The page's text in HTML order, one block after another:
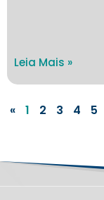
Leia Mais »
« 1 2 3 4 5